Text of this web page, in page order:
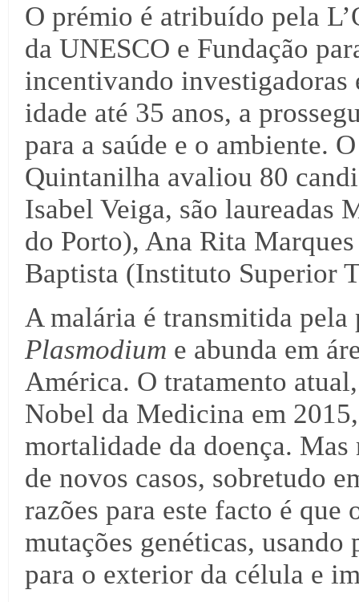
O prémio é atribuído pela
da UNESCO e Fundação
incentivando investigadoras
idade até 35 anos, a
para a saúde e o ambiente.
Quintanilha avaliou 80
Isabel Veiga, são laureadas
do Porto), Ana Rita
Baptista (Instituto Superior
A malária é transmitida pela
Plasmodium e abunda em
América. O tratamento
Nobel da Medicina em
mortalidade da doença.
de novos casos, sobretudo
razões para este facto é que
mutações genéticas,
para o exterior da célula e